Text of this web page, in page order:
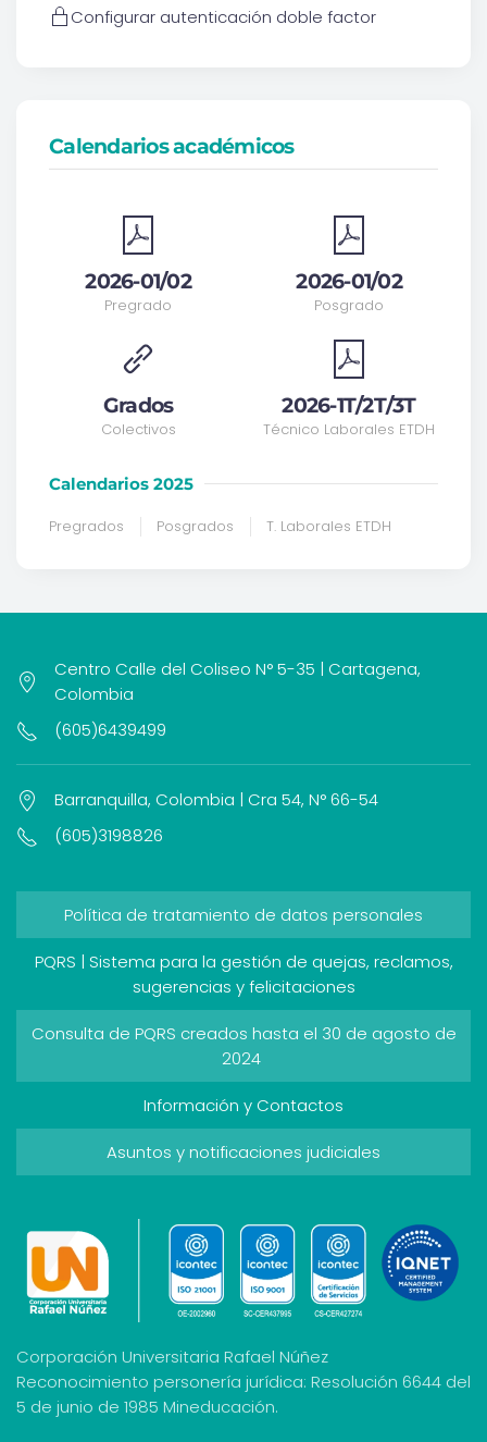
Configurar autenticación doble factor
Calendarios académicos
2026-01/02
Pregrado
Grados
Colectivos
2026-01/02
Posgrado
2026-1T/2T/3T
Técnico Laborales ETDH
Calendarios 2025
Pregrados Posgrados T. Laborales ETDH
Centro Calle del Coliseo N° 5-35 | Cartagena,
Colombia
(605)6439499
Barranquilla, Colombia | Cra 54, N° 66-54
(605)3198826
Política de tratamiento de datos personales
PQRS | Sistema para la gestión de quejas, reclamos,
sugerencias y felicitaciones
Consulta de PQRS creados hasta el 30 de agosto de
2024
Información y Contactos
Asuntos y notificaciones judiciales
Corporación Universitaria Rafael Núñez
Reconocimiento personería jurídica: Resolución 6644 del
5 de junio de 1985 Mineducación.